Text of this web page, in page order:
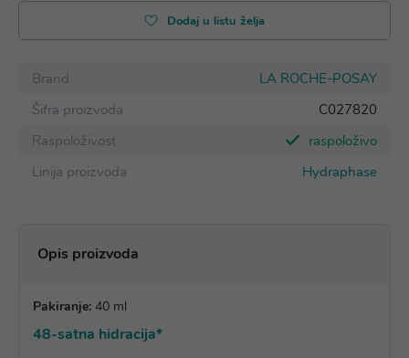
Dodaj u listu želja
Brand
LA ROCHE-POSAY
Šifra proizvoda
C027820
Raspoloživost
raspoloživo
Linija proizvoda
Hydraphase
Opis proizvoda
Pakiranje: 40 ml
48-satna hidracija*